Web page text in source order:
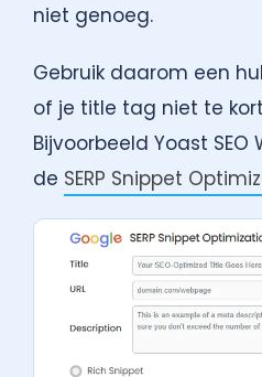
niet genoeg.
Gebruik daarom een
of je title tag niet te
Bijvoorbeeld Yoast
de SERP Snippet